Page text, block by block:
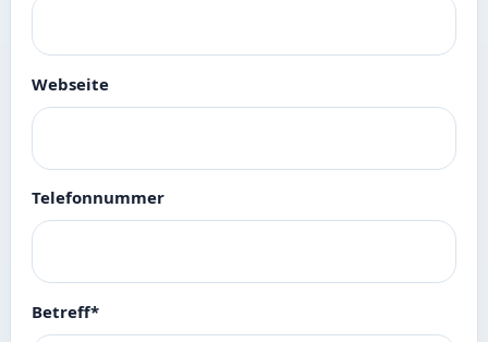
Webseite
Telefonnummer
Betreff*